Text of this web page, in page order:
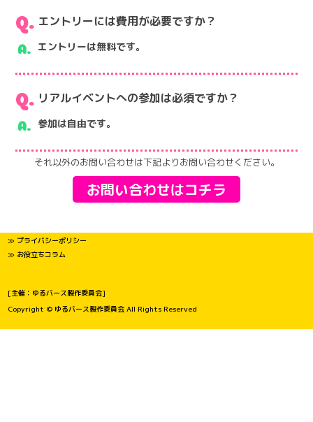
エントリーには費用が必要ですか？
エントリーは無料です。
リアルイベントへの参加は必須ですか？
参加は自由です。
それ以外のお問い合わせは下記よりお問い合わせください。
お問い合わせはコチラ
≫ プライバシーポリシー
≫ お役立ちコラム
[主催：ゆるバース製作委員会]
Copyright © ゆるバース製作委員会 All Rights Reserved